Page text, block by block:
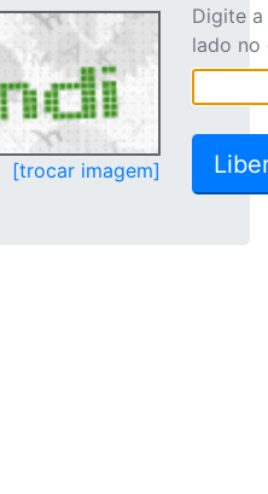
[trocar imagem]
Digite
lado no